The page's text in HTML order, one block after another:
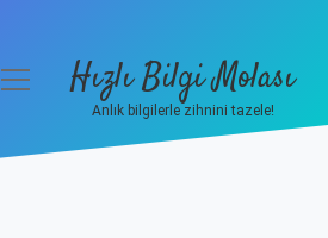
menüyüHızlı Bilgi Molası
Anlık bilgilerle zihnini tazele!